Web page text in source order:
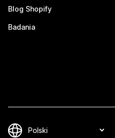
Blog Shopify
Badania